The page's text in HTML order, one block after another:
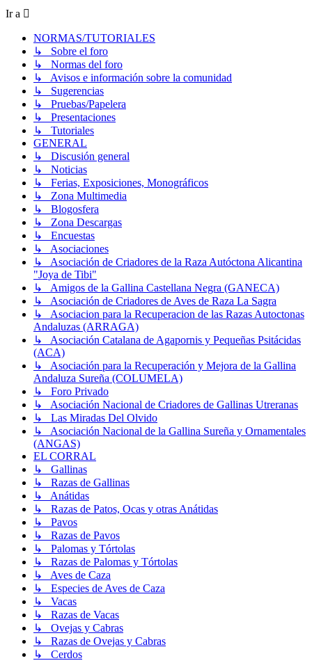
Ir a
NORMAS/TUTORIALES
↳ Sobre el foro
↳ Normas del foro
↳ Avisos e información sobre la comunidad
↳ Sugerencias
↳ Pruebas/Papelera
↳ Presentaciones
↳ Tutoriales
GENERAL
↳ Discusión general
↳ Noticias
↳ Ferias, Exposiciones, Monográficos
↳ Zona Multimedia
↳ Blogosfera
↳ Zona Descargas
↳ Encuestas
↳ Asociaciones
↳ Asociación de Criadores de la Raza Autóctona Alicantina
"Joya de Tibi"
↳ Amigos de la Gallina Castellana Negra (GANECA)
↳ Asociación de Criadores de Aves de Raza La Sagra
↳ Asociacion para la Recuperacion de las Razas Autoctonas
Andaluzas (ARRAGA)
↳ Asociación Catalana de Agapornis y Pequeñas Psitácidas
(ACA)
↳ Asociación para la Recuperación y Mejora de la Gallina
Andaluza Sureña (COLUMELA)
↳ Foro Privado
↳ Asociación Nacional de Criadores de Gallinas Utreranas
↳ Las Miradas Del Olvido
↳ Asociación Nacional de la Gallina Sureña y Ornamentales
(ANGAS)
EL CORRAL
↳ Gallinas
↳ Razas de Gallinas
↳ Anátidas
↳ Razas de Patos, Ocas y otras Anátidas
↳ Pavos
↳ Razas de Pavos
↳ Palomas y Tórtolas
↳ Razas de Palomas y Tórtolas
↳ Aves de Caza
↳ Especies de Aves de Caza
↳ Vacas
↳ Razas de Vacas
↳ Ovejas y Cabras
↳ Razas de Ovejas y Cabras
↳ Cerdos